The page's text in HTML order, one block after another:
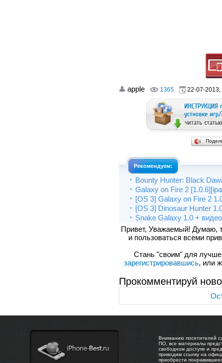
apple 1365 22-07-2013,
Рекомендуем:
Bounty Hunter: Black
Galaxy on Fire 2
[OS 3] Galaxy on Fire 2
[OS 3] Dinosaur Hunter
Snake Galaxy 1.0 + видео
Привет, Уважаемый! Думаю,
и пользоваться всеми
Стань "своим" для
зарегистрировавшись, или
Прокомментируй
Вниманию посетителей
ПО, все материалы
свободном доступе и
приводим ссылку на
приобрести